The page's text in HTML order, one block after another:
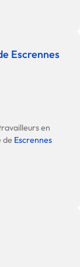
Escrennes
en
de Escrennes